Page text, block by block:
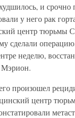
и
у него рак
центр тюрьмы
сделали
неделю,
Мэрион.
произошел
центр